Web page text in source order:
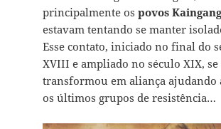
principalmente os povos Kaingang
estavam tentando se manter
Esse contato, iniciado no final do
XVIII e ampliado no século XIX, se
transformou em aliança
os últimos grupos de resistência…